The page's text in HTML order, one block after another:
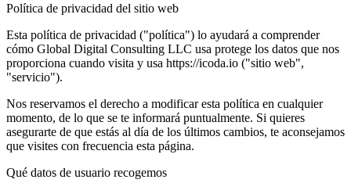
Política de privacidad del sitio web
Esta política de privacidad ("política") lo ayudará a comprender
cómo Global Digital Consulting LLC usa protege los datos que nos
proporciona cuando visita y usa https://icoda.io ("sitio web",
"servicio").
Nos reservamos el derecho a modificar esta política en cualquier
momento, de lo que se te informará puntualmente. Si quieres
asegurarte de que estás al día de los últimos cambios, te aconsejamos
que visites con frecuencia esta página.
Qué datos de usuario recogemos